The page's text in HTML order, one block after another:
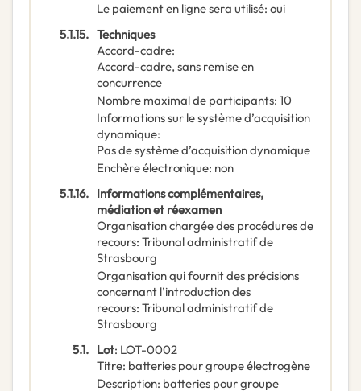
Le paiement en ligne sera utilisé: oui
5.1.15. Techniques
Accord-cadre:
Accord-cadre, sans remise en
concurrence
Nombre maximal de participants: 10
Informations sur le système d’acquisition
dynamique:
Pas de système d’acquisition dynamique
Enchère électronique: non
5.1.16. Informations complémentaires,
médiation et réexamen
Organisation chargée des procédures de
recours: Tribunal administratif de
Strasbourg
Organisation qui fournit des précisions
concernant l’introduction des
recours: Tribunal administratif de
Strasbourg
5.1. Lot: LOT-0002
Titre: batteries pour groupe électrogène
Description: batteries pour groupe